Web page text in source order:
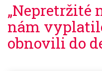
„Nepretržité
nám
obnovili do